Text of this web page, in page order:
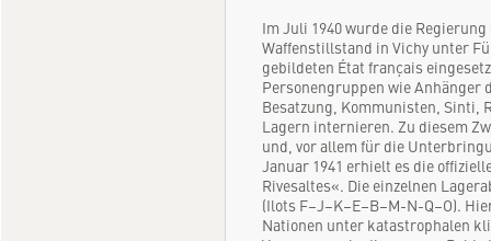
Im Juli 1940 wurde die
Waffenstillstand in Vichy unter
gebildeten État français
Personengruppen wie Anhänger
Besatzung, Kommunisten, Sinti,
Lagern internieren. Zu diesem
und, vor allem für die
Januar 1941 erhielt es die
Rivesaltes«. Die einzelnen
(Ilots F–J–K–E–B–M-N-Q–O).
Nationen unter katastrophalen